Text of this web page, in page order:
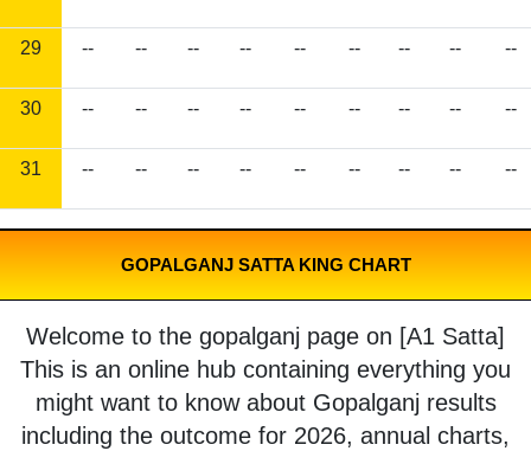
29 -- -- -- -- -- -- -- -- --
30 -- -- -- -- -- -- -- -- --
31 -- -- -- -- -- -- -- -- --
GOPALGANJ SATTA KING CHART
Welcome to the gopalganj page on [A1 Satta]
This is an online hub containing everything you
might want to know about Gopalganj results
including the outcome for 2026, annual charts,